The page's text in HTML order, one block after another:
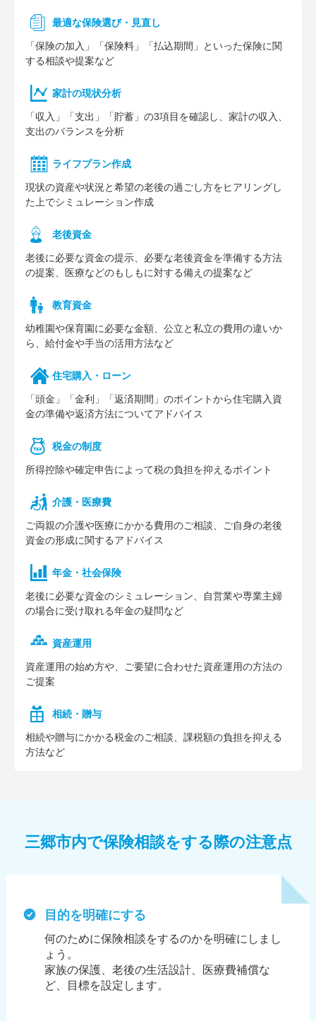
最適な保険選び・見直し
「保険の加入」「保険料」「払込期間」といった保険に関
する相談や提案など
家計の現状分析
「収入」「支出」「貯蓄」の3項目を確認し、家計の収入、
支出のバランスを分析
ライフプラン作成
現状の資産や状況と希望の老後の過ごし方をヒアリングし
た上でシミュレーション作成
⽼後資⾦
老後に必要な資金の提示、必要な老後資金を準備する方法
の提案、医療などのもしもに対する備えの提案など
教育資金
幼稚園や保育園に必要な⾦額、公⽴と私⽴の費⽤の違いか
ら、給付⾦や⼿当の活⽤⽅法など
住宅購⼊・ローン
「頭⾦」「⾦利」「返済期間」のポイントから住宅購⼊資
⾦の準備や返済⽅法についてアドバイス
税⾦の制度
所得控除や確定申告によって税の負担を抑えるポイント
介護・医療費
ご両親の介護や医療にかかる費⽤のご相談、ご⾃⾝の⽼後
資⾦の形成に関するアドバイス
年⾦・社会保険
⽼後に必要な資⾦のシミュレーション、⾃営業や専業主婦
の場合に受け取れる年⾦の疑問など
資産運用
資産運⽤の始め⽅や、ご要望に合わせた資産運⽤の⽅法の
ご提案
相続・贈与
相続や贈与にかかる税⾦のご相談、課税額の負担を抑える
⽅法など
三郷市内で保険相談をする際の注意点
目的を明確にする
何のために保険相談をするのかを明確にしまし
ょう。
家族の保護、老後の生活設計、医療費補償な
ど、目標を設定します。